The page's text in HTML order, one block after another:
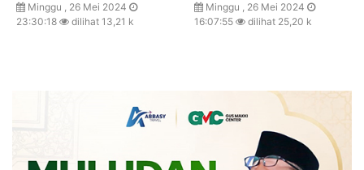
Minggu , 26 Mei 2024
23:30:18
dilihat 13,21 k
Minggu , 26 Mei 2024
16:07:55
dilihat 25,20 k